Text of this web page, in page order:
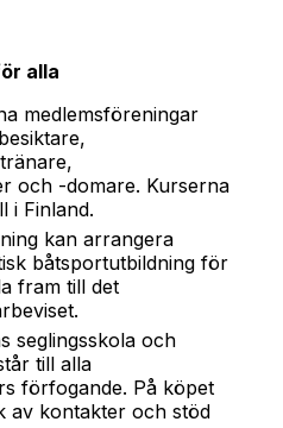
alla
medlemsföreningar
och -domare. Kurserna
i Finland.
kan arrangera
båtsportutbildning för
fram till det
seglingsskola och
till alla
förfogande. På köpet
av kontakter och stöd